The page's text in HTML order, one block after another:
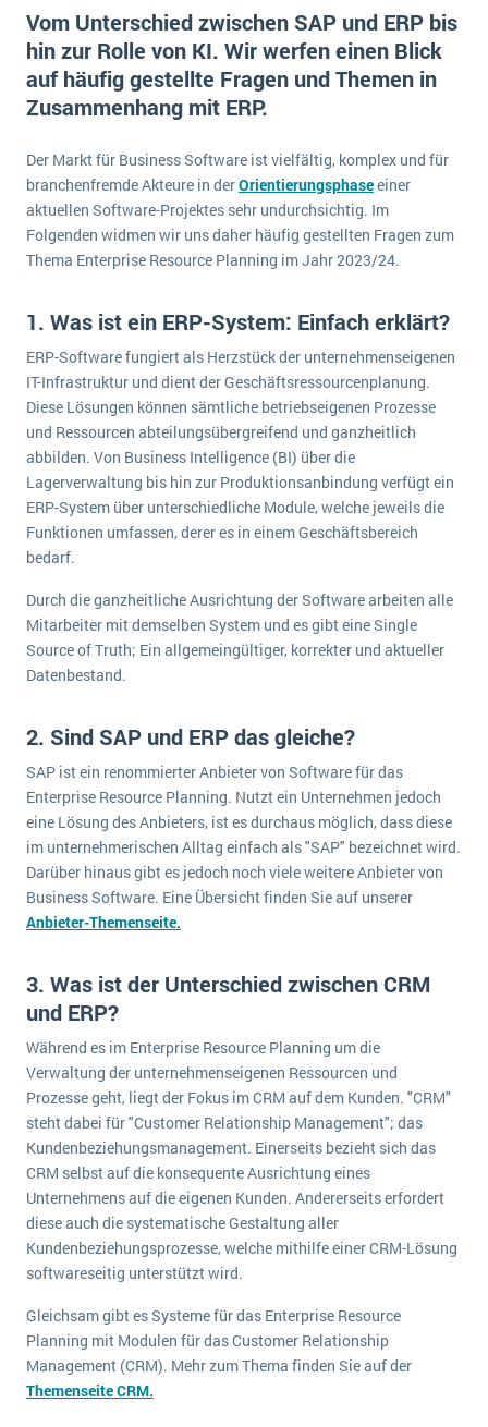
Suche
Vergleich
Auswahl
Schulung
Auswertung
Service und Wartung
E-commerce
Einzelhandel
Finanzen
Grosshandel
Handel
Handwerk
Health Care
IKT
Landwirtschaft
Maschinenbau
Medien
NGO
Lebensmittelindustrie
Logistik
Produktion
Services
Textil und Mode
Vermietung
Die 4 Komponenten eines CRM-Systems
5 Funktionen einer ERP-Software für Konzerne
Was ist Data Mining? - Ein Leitfaden für Unternehmen
Mehr über ERP-Software
ERP Wissenszentrum
Ein WMS implementieren: Das sind die 6
wichtigsten Punkte, die es zu beachten gilt
Service Level Agreements (SLA) und ERP: Was muss man wissen?
ERP-Software für Abfallentsorger
Digitale Arbeitsaufträge in Ihrem ERP- oder FSM-System: clever und effizient
ERP News
SAP übernimmt Reltio für eine bessere
Datenintegration
Die „SaaSpocalypse“: Was ist das und was bedeutet es für die Zukunft von Unternehmenssoftware?
SAP investiert mit zwei strategischen Übernahmen in Enterprise-KI
ERP-Trends in der Produktion
NACHRICHTENARCHIV
Offene Stellen bei ERP-Lieferanten
Über uns
DSGVO/GDPR
Kontakt
Vom Unterschied zwischen SAP und ERP bis
hin zur Rolle von KI. Wir werfen einen Blick
auf häufig gestellte Fragen und Themen in
Zusammenhang mit ERP.
Der Markt für Business Software ist vielfältig, komplex und für
branchenfremde Akteure in derOrientierungsphaseeiner
aktuellen Software-Projektes sehr undurchsichtig. Im
Folgenden widmen wir uns daher häufig gestellten Fragen zum
Thema Enterprise Resource Planning im Jahr 2023/24.
1. Was ist ein ERP-System: Einfach erklärt?
ERP-Software fungiert als Herzstück der unternehmenseigenen
IT-Infrastruktur und dient der Geschäftsressourcenplanung.
Diese Lösungen können sämtliche betriebseigenen Prozesse
und Ressourcen abteilungsübergreifend und ganzheitlich
abbilden. Von Business Intelligence (BI) über die
Lagerverwaltung bis hin zur Produktionsanbindung verfügt ein
ERP-System über unterschiedliche Module, welche jeweils die
Funktionen umfassen, derer es in einem Geschäftsbereich
bedarf.
Durch die ganzheitliche Ausrichtung der Software arbeiten alle
Mitarbeiter mit demselben System und es gibt eine Single
Source of Truth; Ein allgemeingültiger, korrekter und aktueller
Datenbestand.
2. Sind SAP und ERP das gleiche?
SAP ist ein renommierter Anbieter von Software für das
Enterprise Resource Planning. Nutzt ein Unternehmen jedoch
eine Lösung des Anbieters, ist es durchaus möglich, dass diese
im unternehmerischen Alltag einfach als "SAP" bezeichnet wird.
Darüber hinaus gibt es jedoch noch viele weitere Anbieter von
Business Software. Eine Übersicht finden Sie auf unserer
Anbieter-Themenseite.
3. Was ist der Unterschied zwischen CRM
und ERP?
Während es im Enterprise Resource Planning um die
Verwaltung der unternehmenseigenen Ressourcen und
Prozesse geht, liegt der Fokus im CRM auf dem Kunden. "CRM"
steht dabei für "Customer Relationship Management"; das
Kundenbeziehungsmanagement. Einerseits bezieht sich das
CRM selbst auf die konsequente Ausrichtung eines
Unternehmens auf die eigenen Kunden. Andererseits erfordert
diese auch die systematische Gestaltung aller
Kundenbeziehungsprozesse, welche mithilfe einer CRM-Lösung
softwareseitig unterstützt wird.
Gleichsam gibt es Systeme für das Enterprise Resource
Planning mit Modulen für das Customer Relationship
Management (CRM). Mehr zum Thema finden Sie auf der
Themenseite CRM.